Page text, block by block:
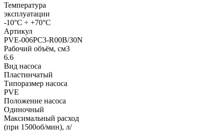
Температура
эксплуатации
-10°C ÷ +70°C
Артикул
PVE-006PC3-R00B/30N
Рабочий объём, см3
6.6
Вид насоса
Пластинчатый
Типоразмер насоса
PVE
Положение насоса
Одиночный
Максимальный расход
(при 1500об/мин), л/